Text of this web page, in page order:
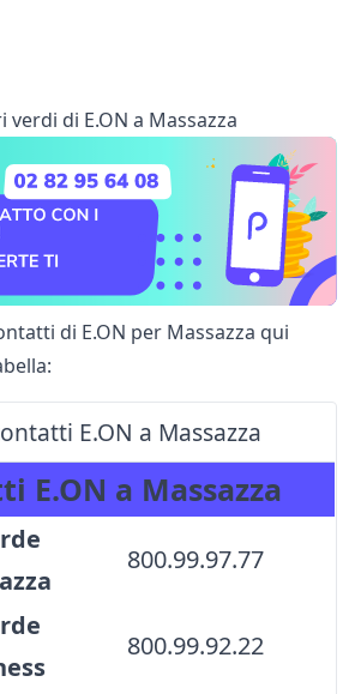
di E.ON a Massazza
di E.ON per Massazza qui
E.ON a Massazza
E.ON a Massazza
800.99.97.77
800.99.92.22